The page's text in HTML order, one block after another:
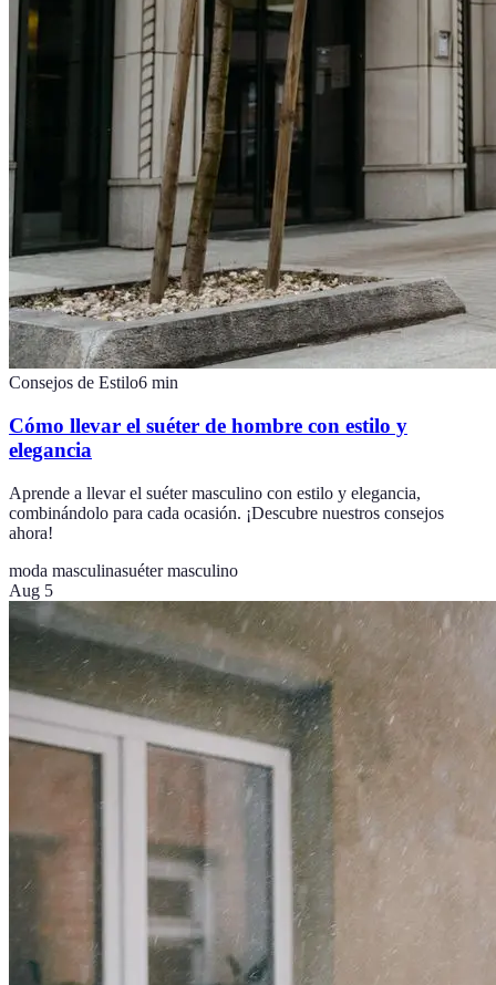
Consejos de Estilo6 min
Cómo llevar el suéter de hombre con estilo y
elegancia
Aprende a llevar el suéter masculino con estilo y elegancia,
combinándolo para cada ocasión. ¡Descubre nuestros consejos
ahora!
moda masculinasuéter masculino
Aug 5